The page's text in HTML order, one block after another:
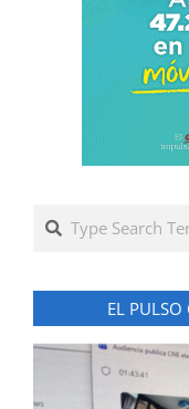
Search
EL PULSO